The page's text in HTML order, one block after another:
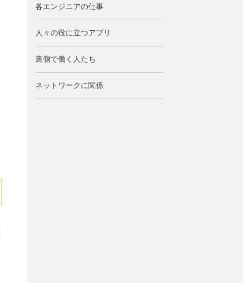
各エンジニアの仕事
人々の役に立つアプリ
裏側で働く人たち
ネットワークに関係